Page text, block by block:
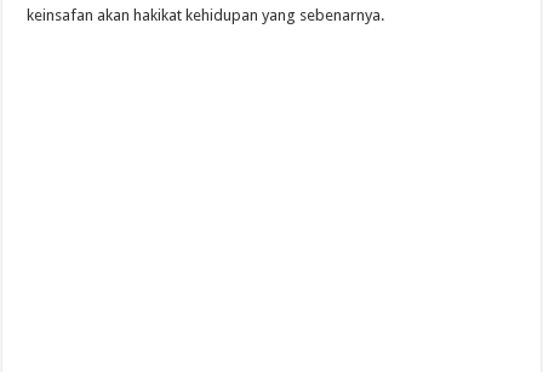
keinsafan akan hakikat kehidupan yang sebenarnya.